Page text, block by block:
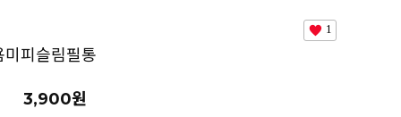
1
피슬림필통
3,900원